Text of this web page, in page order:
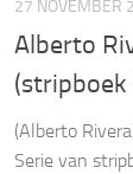
27 NOVEMBER
Alberto
(Alberto
Serie van